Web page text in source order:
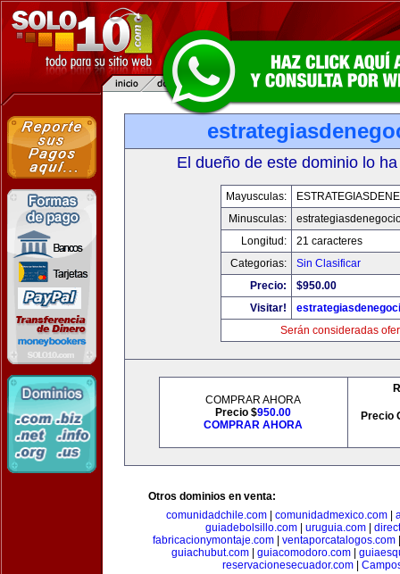
El dueño de este dominio lo
Mayusculas:
Minusculas:
Longitud:
21 caracteres
Categorias:
Sin Clasificar
Precio:
$950.00
Visitar!
Serán consideradas
COMPRAR AHORA
Precio $950.00
COMPRAR AHORA
Precio
Otros dominios en venta:
comunidadchile.com
comunidadmexico.com
guiadebolsillo.com| uruguia.com|
fabricacionymontaje.com| ventaporcatalogos.com
guiachubut.com
guiacomodoro.com
reservacionesecuador.com